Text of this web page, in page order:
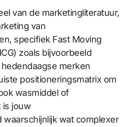
van de marketingliteratuur,
van
specifiek Fast Moving
zoals bijvoorbeeld
merken
positioneringsmatrix om
wasmiddel of
is jouw
wat complexer